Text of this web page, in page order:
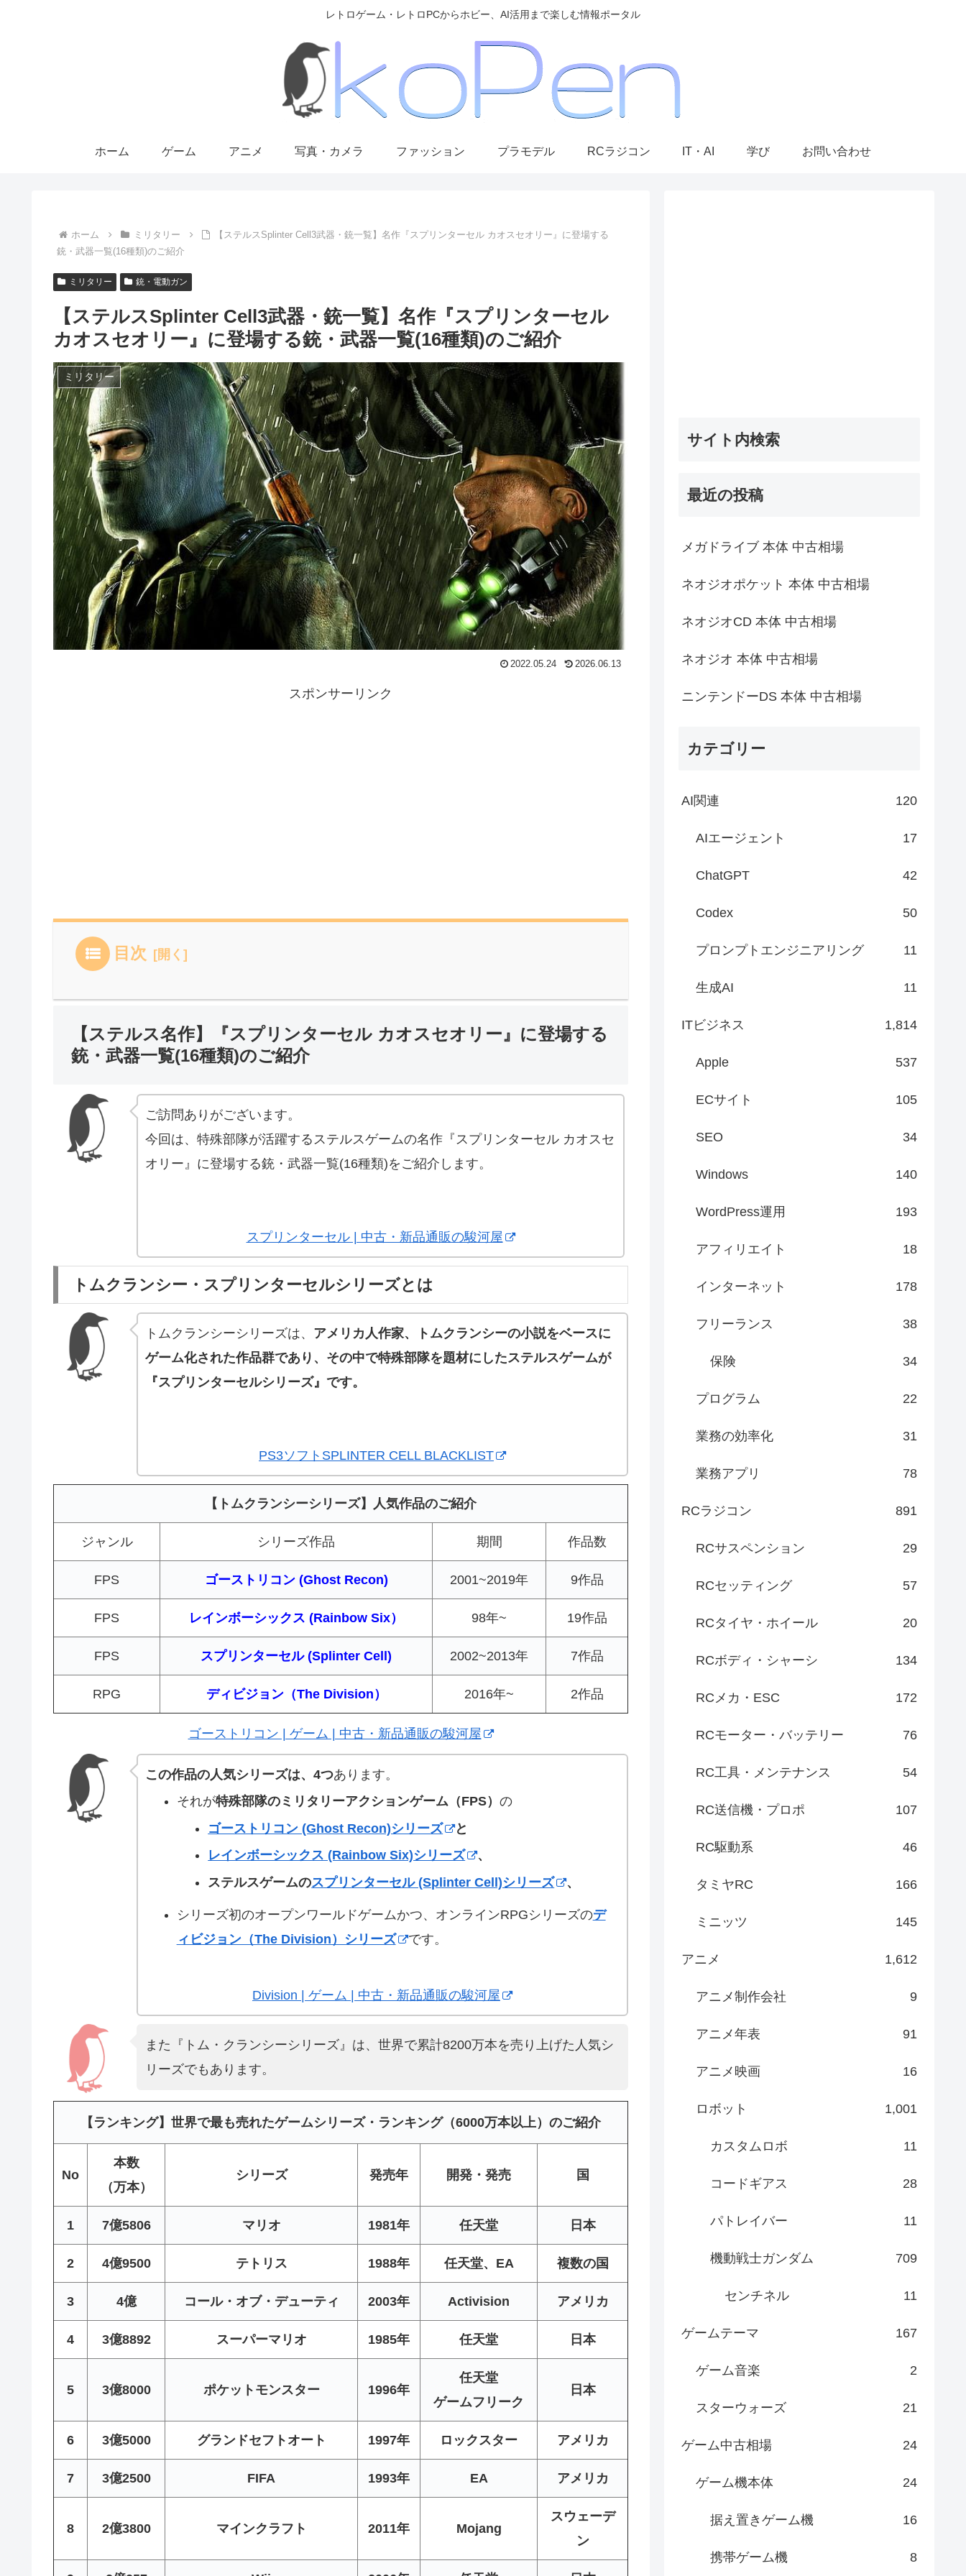
レトロゲーム・レトロPCからホビー、AI活用まで楽しむ情報ポータル
ホーム ゲーム アニメ 写真・カメラ ファッション プラモデル RCラジコン IT・AI 学び お問い合わせ
ホーム ミリタリー
【ステルスSplinter Cell3武器・銃一覧】名作『スプリンターセル カオスセオリー』に登場する
銃・武器一覧(16種類)のご紹介
ミリタリー 銃・電動ガン
【ステルスSplinter Cell3武器・銃一覧】名作『スプリンターセル
カオスセオリー』に登場する銃・武器一覧(16種類)のご紹介
ミリタリー
2022.05.24 2026.06.13
スポンサーリンク
目次
【ステルス名作】『スプリンターセル カオスセオリー』に登場する
銃・武器一覧(16種類)のご紹介
ご訪問ありがございます。
今回は、特殊部隊が活躍するステルスゲームの名作『スプリンターセル カオスセ
オリー』に登場する銃・武器一覧(16種類)をご紹介します。
スプリンターセル | 中古・新品通販の駿河屋
トムクランシー・スプリンターセルシリーズとは
トムクランシーシリーズは、 アメリカ人作家、トムクランシーの小説をベースに
ゲーム化された作品群であり、その中で特殊部隊を題材にしたステルスゲームが
『スプリンターセルシリーズ』です。
PS3ソフトSPLINTER CELL BLACKLIST
【トムクランシーシリーズ】人気作品のご紹介
ジャンル シリーズ作品 期間 作品数
FPS ゴーストリコン (Ghost Recon) 2001~2019年 9作品
FPS レインボーシックス (Rainbow Six） 98年~ 19作品
FPS スプリンターセル (Splinter Cell) 2002~2013年 7作品
RPG ディビジョン（The Division） 2016年~ 2作品
ゴーストリコン | ゲーム | 中古・新品通販の駿河屋
この作品の人気シリーズは、4つあります。
それが特殊部隊のミリタリーアクションゲーム（FPS） の
ゴーストリコン (Ghost Recon)シリーズ
と
レインボーシックス (Rainbow Six)シリーズ
、
ステルスゲームのスプリンターセル (Splinter Cell)シリーズ 、
シリーズ初のオープンワールドゲームかつ、オンラインRPGシリーズのデ
ィビジョン（The Division）シリーズ
です。
Division | ゲーム | 中古・新品通販の駿河屋
また『トム・クランシーシリーズ』は、世界で累計8200万本を売り上げた人気シ
リーズでもあります。
【ランキング】世界で最も売れたゲームシリーズ・ランキング（6000万本以上）のご紹介
No
本数
（万本）
シリーズ 発売年 開発・発売 国
1 7億5806 マリオ 1981年 任天堂 日本
2 4億9500 テトリス 1988年 任天堂、EA 複数の国
3 4億 コール・オブ・デューティ 2003年 Activision アメリカ
4 3億8892 スーパーマリオ 1985年 任天堂 日本
5 3億8000 ポケットモンスター 1996年
任天堂
ゲームフリーク
日本
6 3億5000 グランドセフトオート 1997年 ロックスター アメリカ
7 3億2500 FIFA 1993年 EA アメリカ
8 2億3800 マインクラフト 2011年 Mojang
スウェーデ
ン
サイト内検索
最近の投稿
メガドライブ 本体 中古相場
ネオジオポケット 本体 中古相場
ネオジオCD 本体 中古相場
ネオジオ 本体 中古相場
ニンテンドーDS 本体 中古相場
カテゴリー
AI関連 120
AIエージェント 17
ChatGPT 42
Codex 50
プロンプトエンジニアリング 11
生成AI 11
ITビジネス 1,814
Apple 537
ECサイト 105
SEO 34
Windows 140
WordPress運用 193
アフィリエイト 18
インターネット 178
フリーランス 38
保険 34
プログラム 22
業務の効率化 31
業務アプリ 78
RCラジコン 891
RCサスペンション 29
RCセッティング 57
RCタイヤ・ホイール 20
RCボディ・シャーシ 134
RCメカ・ESC 172
RCモーター・バッテリー 76
RC工具・メンテナンス 54
RC送信機・プロポ 107
RC駆動系 46
タミヤRC 166
ミニッツ 145
アニメ 1,612
アニメ制作会社 9
アニメ年表 91
アニメ映画 16
ロボット 1,001
カスタムロボ 11
コードギアス 28
パトレイバー 11
機動戦士ガンダム 709
センチネル 11
ゲームテーマ 167
ゲーム音楽 2
スターウォーズ 21
ゲーム中古相場 24
ゲーム機本体 24
据え置きゲーム機 16
携帯ゲーム機 8